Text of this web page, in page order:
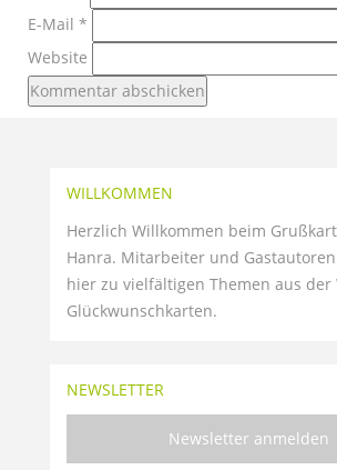
E-Mail *
Website
WILLKOMMEN
Herzlich Willkommen beim
Hanra. Mitarbeiter und
hier zu vielfältigen Themen aus der
Glückwunschkarten.
NEWSLETTER
Newsletter anmelden